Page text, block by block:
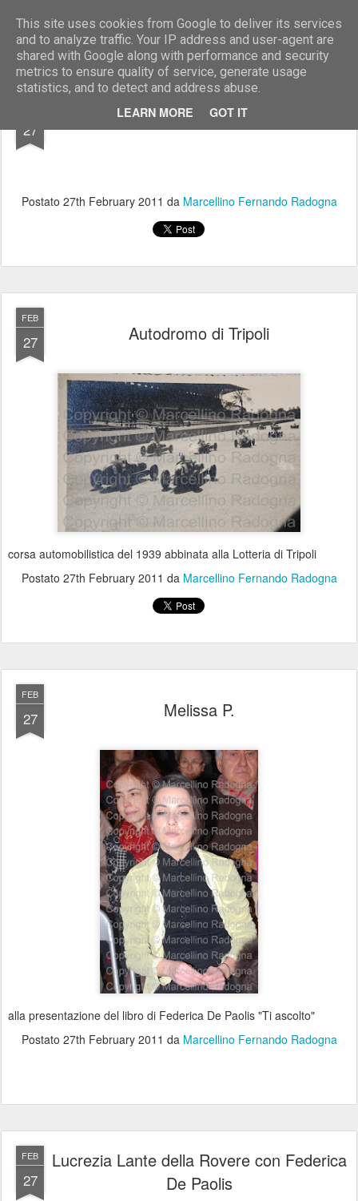
This site uses cookies from Google to deliver its services
and to analyze traffic. Your IP address and user-agent are
shared with Google along with performance and security
metrics to ensure quality of service, generate usage
statistics, and to detect and address abuse.
LEARN MORE GOT IT
Marcellino Radogna - Fotonotizie per la stampa
27
Postato 27th February 2011 da Marcellino Fernando Radogna
FEB
27 Autodromo di Tripoli
corsa automobilistica del 1939 abbinata alla Lotteria di Tripoli
Postato 27th February 2011 da Marcellino Fernando Radogna
FEB
27 Melissa P.
alla presentazione del libro di Federica De Paolis "Ti ascolto"
Postato 27th February 2011 da Marcellino Fernando Radogna
FEB
27
Lucrezia Lante della Rovere con Federica
De Paolis